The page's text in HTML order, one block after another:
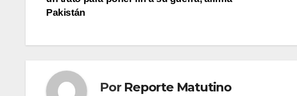
de
Pakistán
Por Reporte Matutino